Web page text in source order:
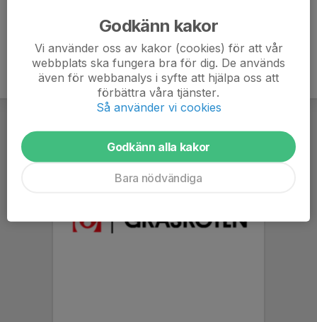
Godkänn kakor
Vi använder oss av kakor (cookies) för att vår
webbplats ska fungera bra för dig. De används
även för webbanalys i syfte att hjälpa oss att
förbättra våra tjänster.
Så använder vi cookies
Godkänn alla kakor
Bara nödvändiga